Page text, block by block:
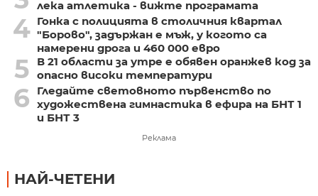
лека атлетика - вижте програмата
4 Гонка с полицията в столичния квартал
"Борово", задържан е мъж, у когото са
намерени дрога и 460 000 евро
5
В 21 области за утре е обявен оранжев код за
опасно високи температури
6
Гледайте световното първенство по
художествена гимнастика в ефира на БНТ 1
и БНТ 3
Реклама
НАЙ-ЧЕТЕНИ